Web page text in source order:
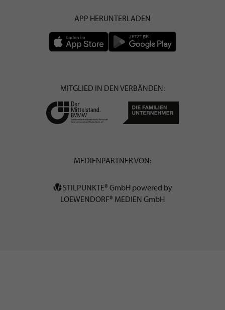
APP HERUNTERLADEN
MITGLIED IN DEN VERBÄNDEN:
MEDIENPARTNER VON:
STILPUNKTE® GmbH powered by
LOEWENDORF® MEDIEN GmbH